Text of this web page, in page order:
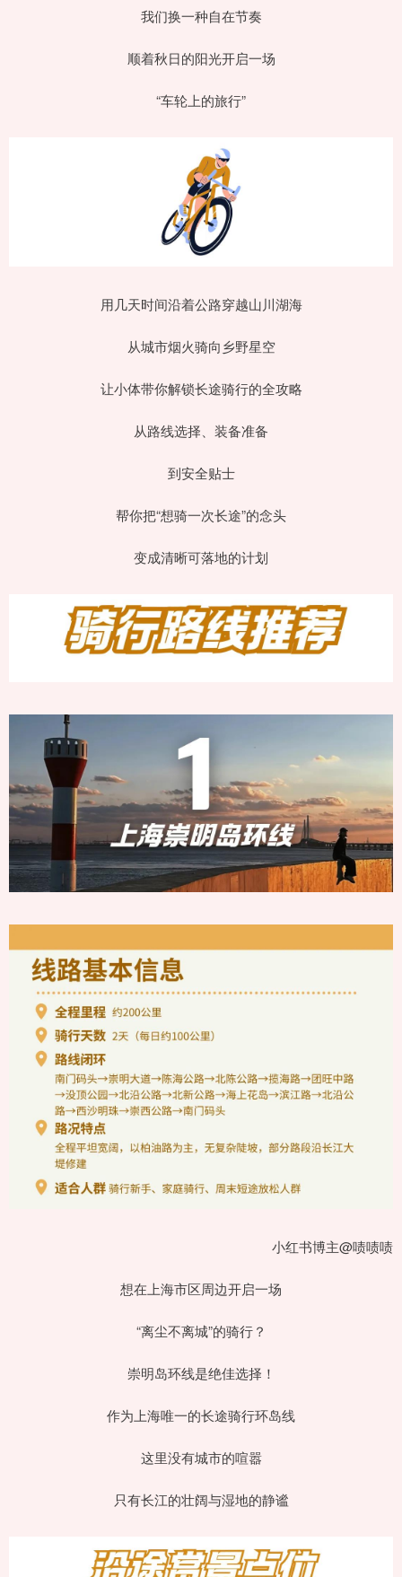
我们换一种自在节奏
顺着秋日的阳光开启一场
“车轮上的旅行”
用几天时间沿着公路穿越山川湖海
从城市烟火骑向乡野星空
让小体带你解锁长途骑行的全攻略
从路线选择、装备准备
到安全贴士
帮你把“想骑一次长途”的念头
变成清晰可落地的计划
小红书博主@啧啧啧
想在上海市区周边开启一场
“离尘不离城”的骑行？
崇明岛环线是绝佳选择！
作为上海唯一的长途骑行环岛线
这里没有城市的喧嚣
只有长江的壮阔与湿地的静谧